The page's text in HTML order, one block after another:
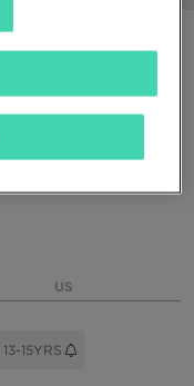
US
13-15YRS